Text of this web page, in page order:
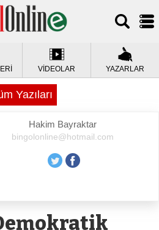
VİDEOLAR YAZARLAR
Yazıları
Hakim Bayraktar
bingolonline@hotmail.com